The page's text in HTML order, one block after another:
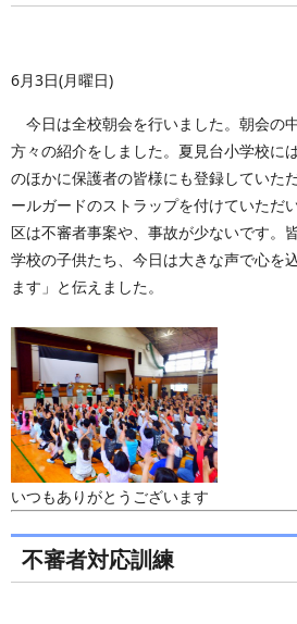
6月3日(月曜日)
今日は全校朝会を行いました。朝会の
方々の紹介をしました。夏見台小学校に
のほかに保護者の皆様にも登録していた
ールガードのストラップを付けていただ
区は不審者事案や、事故が少ないです。
学校の子供たち、今日は大きな声で心を
ます」と伝えました。
いつもありがとうございます
不審者対応訓練